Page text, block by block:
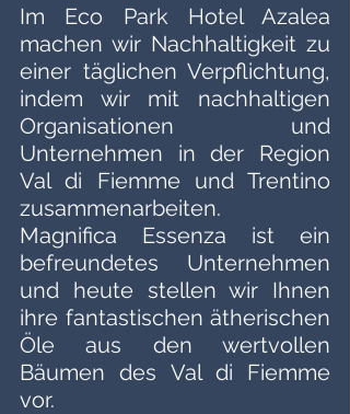
Im Eco Park Hotel Azalea
machen wir Nachhaltigkeit zu
einer täglichen Verpflichtung,
indem wir mit nachhaltigen
Organisationen und
Unternehmen in der Region
Val di Fiemme und Trentino
zusammenarbeiten.
Magnifica Essenza ist ein
befreundetes Unternehmen
und heute stellen wir Ihnen
ihre fantastischen ätherischen
Öle aus den wertvollen
Bäumen des Val di Fiemme
vor.